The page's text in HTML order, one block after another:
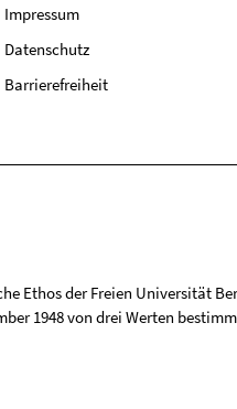
Impressum
Datenschutz
Barrierefreiheit
Ethos der Freien Universität
1948 von drei Werten